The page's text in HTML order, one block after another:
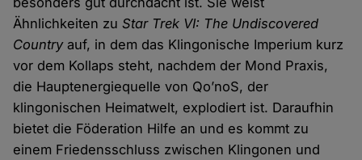
Ähnlichkeiten zuStar Trek VI: The Undiscovered
Countryauf, in dem das Klingonische Imperium kurz
vor dem Kollaps steht, nachdem der Mond Praxis,
die Hauptenergiequelle von Qo’noS, der
klingonischen Heimatwelt, explodiert ist. Daraufhin
bietet die Föderation Hilfe an und es kommt zu
einem Friedensschluss zwischen Klingonen und